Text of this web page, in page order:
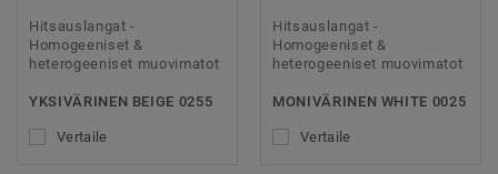
Hitsauslangat -
Homogeeniset &
heterogeeniset muovimatot
YKSIVÄRINEN BEIGE 0255
Vertaile
Hitsauslangat -
Homogeeniset &
heterogeeniset muovimatot
MONIVÄRINEN WHITE 0025
Vertaile